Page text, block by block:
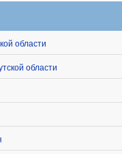
области
области